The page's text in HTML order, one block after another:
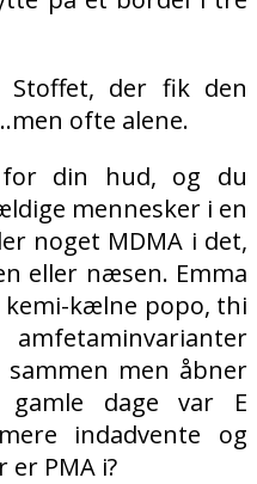
Stoffet, der fik den
ofte alene.
din hud, og du
mennesker i en
noget MDMA i det,
eller næsen. Emma
kælne popo, thi
men åbner
dage var E
indadvente og
er PMA i?